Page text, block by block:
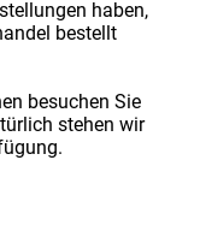
haben,
bestellt
besuchen Sie
stehen wir